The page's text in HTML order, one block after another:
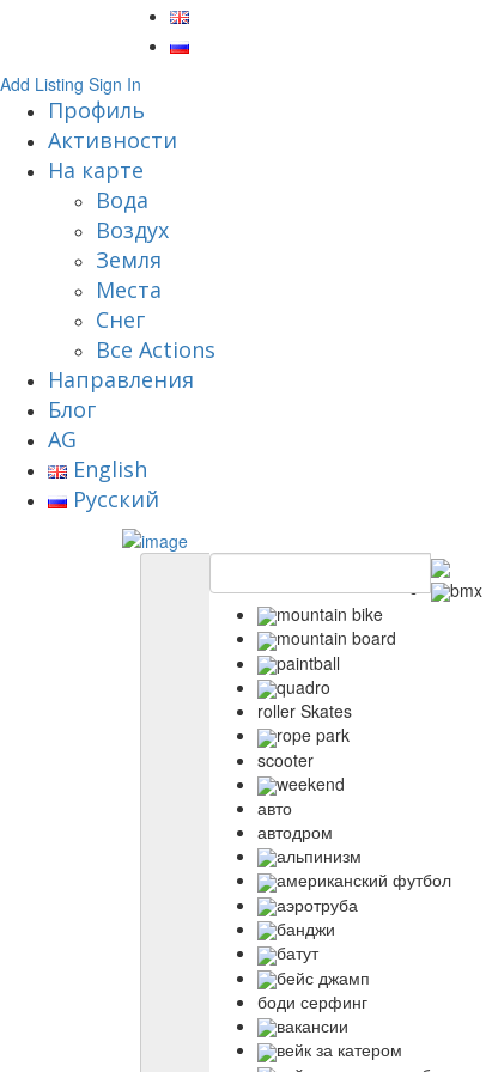
Add Listing Sign In
Профиль
Активности
На карте
Вода
Воздух
Земля
Места
Снег
Все Actions
Направления
Блог
AG
English
Русский
bmx
mountain bike
mountain board
paintball
quadro
roller Skates
rope park
scooter
weekend
авто
автодром
альпинизм
американский футбол
аэротруба
банджи
батут
бейс джамп
боди серфинг
вакансии
вейк за катером